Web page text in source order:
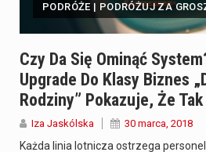
PODRÓŻE | PODRÓŻUJ ZA
Czy Da Się Ominąć
Upgrade Do Klasy Biznes
Rodziny” Pokazuje, Że Tak
Iza Jaskólska 30 marca, 2018
Każda linia lotnicza ostrzega